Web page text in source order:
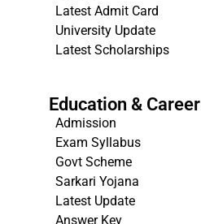
Latest Admit Card
University Update
Latest Scholarships
Education & Career
Admission
Exam Syllabus
Govt Scheme
Sarkari Yojana
Latest Update
Answer Key